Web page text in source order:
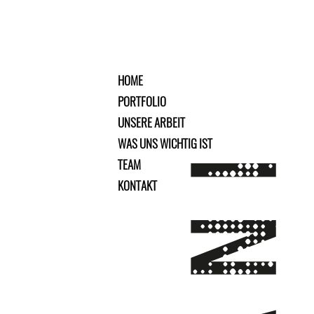
HOME
PORTFOLIO
UNSERE ARBEIT
WAS UNS WICHTIG IST
TEAM
KONTAKT